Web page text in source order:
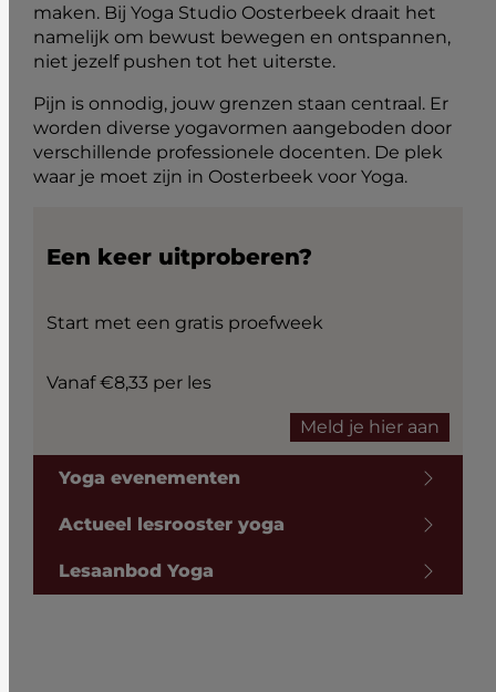
maken. Bij Yoga Studio Oosterbeek draait het
namelijk om bewust bewegen en ontspannen,
niet jezelf pushen tot het uiterste.
Pijn is onnodig, jouw grenzen staan centraal. Er
worden diverse yogavormen aangeboden door
verschillende professionele docenten. De plek
waar je moet zijn in Oosterbeek voor Yoga.
Een keer uitproberen?
Start met een gratis proefweek
Vanaf €8,33 per les
Meld je hier aan
Yoga evenementen
Actueel lesrooster yoga
Lesaanbod Yoga